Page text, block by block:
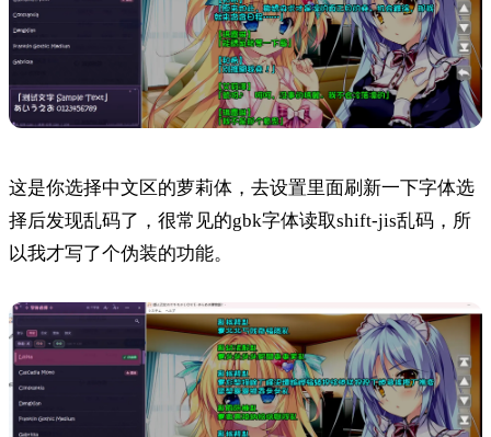
这是你选择中文区的萝莉体，去设置里面刷新一下字体选
择后发现乱码了，很常见的gbk字体读取shift-jis乱码，所
以我才写了个伪装的功能。